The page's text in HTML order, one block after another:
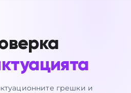
грешки и